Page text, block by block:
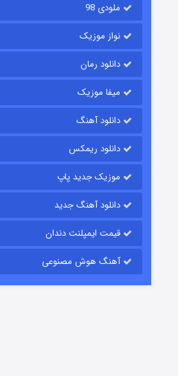
قسمت
شوگر فصل ۲
ملودی 98
نواز موزیک
دانلود رمان
میفا موزیک
دانلود آهنگ
دانلود ریمکس
موزیک جدید پاپ
دانلود آهنگ جدید
قیمت ایمپلنت دندان
آهنگ هوش مصنوعی